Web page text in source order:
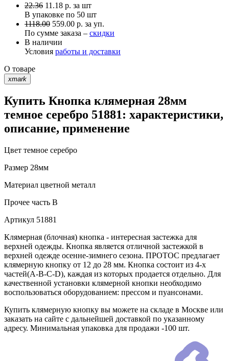
22.36 11.18 р. за шт
В упаковке по 50 шт
1118.00 559.00 р. за уп.
По сумме заказа – скидки
В наличии
Условия работы и доставки
О товаре
xmark
Купить Кнопка клямерная 28мм
темное серебро 51881: характеристики,
описание, применение
Цвет темное серебро
Размер 28мм
Материал цветной металл
Прочее часть B
Артикул 51881
Клямерная (блочная) кнопка - интересная застежка для
верхней одежды. Кнопка является отличной застежкой в
верхней одежде осенне-зимнего сезона. ПРОТОС предлагает
клямерную кнопку от 12 до 28 мм. Кнопка состоит из 4-х
частей(А-В-С-D), каждая из которых продается отдельно. Для
качественной установки клямерной кнопки необходимо
воспользоваться оборудованием: прессом и пуансонами.
Купить клямерную кнопку вы можете на складе в Москве или
заказать на сайте с дальнейшей доставкой по указанному
адресу. Минимальная упаковка для продажи -100 шт.